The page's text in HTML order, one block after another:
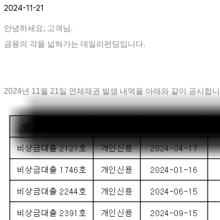
2024-11-21
안녕하세요, 고객님.
금융의 각을 넓혀가는 데일리펀딩입니다.
2024년 11월 21일 연체채권 발생 내역을 아래와 같이 공시합